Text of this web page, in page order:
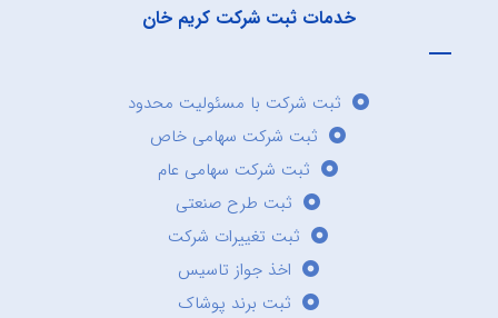
خدمات ثبت شرکت کریم خان
ثبت شرکت با مسئولیت محدود
ثبت شرکت سهامی خاص
ثبت شرکت سهامی عام
ثبت طرح صنعتی
ثبت تغییرات شرکت
اخذ جواز تاسیس
ثبت برند پوشاک